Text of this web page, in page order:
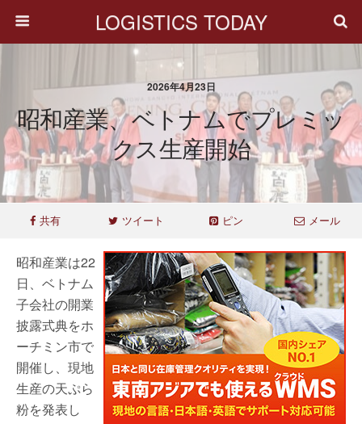
LOGISTICS TODAY
2026年4月23日
昭和産業、ベトナムでプレミッ
クス生産開始
共有 ツイート ピン メール
昭和産業は22
日、ベトナム
子会社の開業
披露式典をホ
ーチミン市で
開催し、現地
生産の天ぷら
粉を発表し